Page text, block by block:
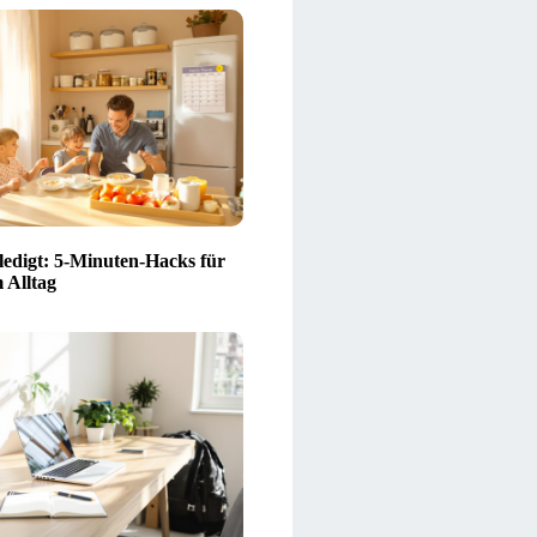
5-Minuten-Hacks für
Alltag